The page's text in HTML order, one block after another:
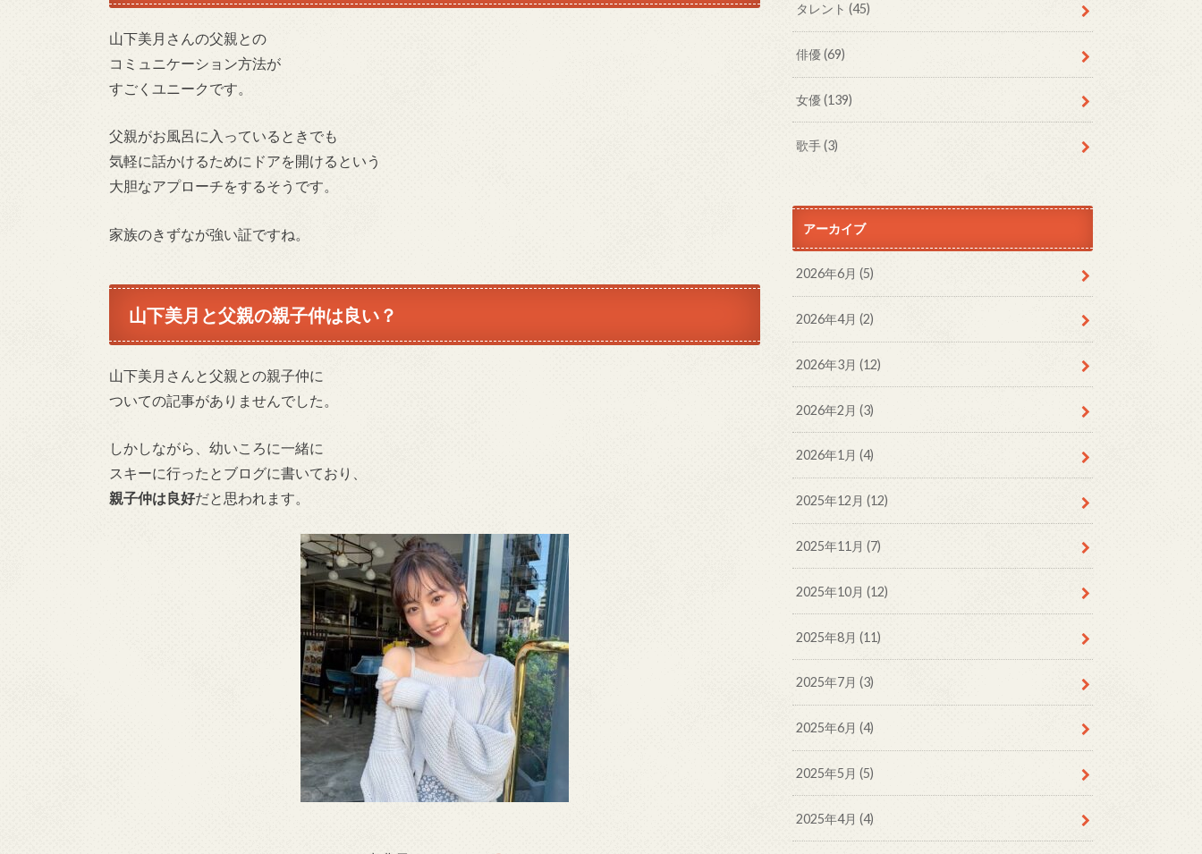
山下美月さんの父親との
コミュニケーション方法が
すごくユニークです。
父親がお風呂に入っているときでも
気軽に話かけるためにドアを開けるという
大胆なアプローチをするそうです。
家族のきずなが強い証ですね。
山下美月と父親の親子仲は良い？
山下美月さんと父親との親子仲に
ついての記事がありませんでした。
しかしながら、幼いころに一緒に
スキーに行ったとブログに書いており、
親子仲は良好だと思われます。
タレント(45)
俳優(69)
女優(139)
歌手(3)
アーカイブ
2026年6月 (5)
2026年4月 (2)
2026年3月 (12)
2026年2月 (3)
2026年1月 (4)
2025年12月 (12)
2025年11月 (7)
2025年10月 (12)
2025年8月 (11)
2025年7月 (3)
2025年6月 (4)
2025年5月 (5)
2025年4月 (4)